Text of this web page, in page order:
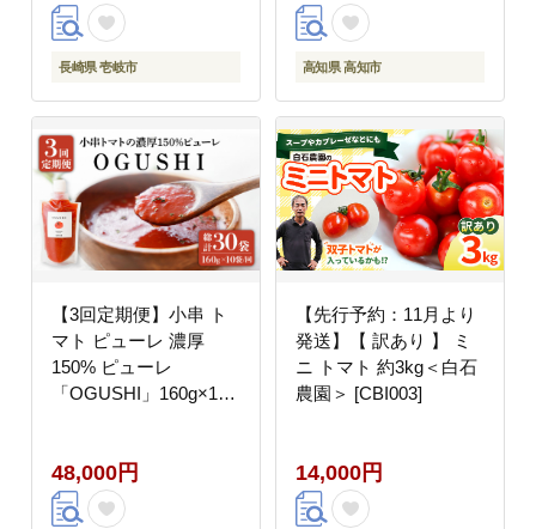
物 16000 16000円
長崎県 壱岐市
弁当 デザート 【片山農
園】 [ATCI001]
高知県 高知市
【3回定期便】小串 ト
マト ピューレ 濃厚
150% ピューレ
「OGUSHI」160g×10
48,000円
【先行予約：11月より
発送】【 訳あり 】 ミ
ニ トマト 約3kg＜白石
農園＞ [CBI003]
14,000円